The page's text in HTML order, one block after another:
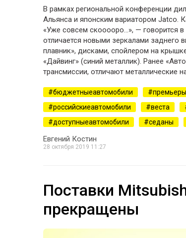
В рамках региональной конференции
Альянса и японским вариатором Jatco.
«Уже совсем скооооро…», — говорится в
отличается новыми зеркалами заднего
плавник», дисками, спойлером на
«Дайвинг» (синий металлик). Ранее
трансмиссии, отличают металлические
бюджетныеавтомобили премьеры
российскиеавтомобили
веста
доступныеавтомобили
седаны
Евгений Костин
28 октября 2019 11:27
Поставки
прекращены